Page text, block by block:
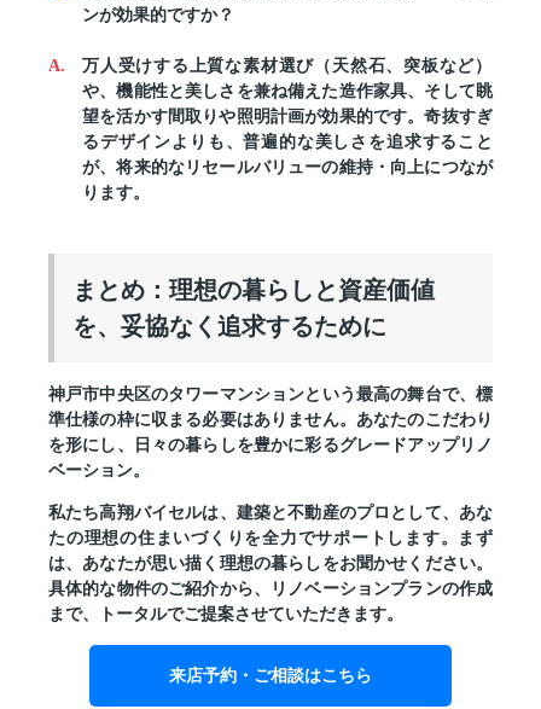
ンが効果的ですか？
万人受けする上質な素材選び（天然石、突板など）
や、機能性と美しさを兼ね備えた造作家具、そして眺
望を活かす間取りや照明計画が効果的です。奇抜すぎ
るデザインよりも、普遍的な美しさを追求すること
が、将来的なリセールバリューの維持・向上につなが
ります。
まとめ：理想の暮らしと資産価値
を、妥協なく追求するために
神戸市中央区のタワーマンションという最高の舞台で、標
準仕様の枠に収まる必要はありません。あなたのこだわり
を形にし、日々の暮らしを豊かに彩るグレードアップリノ
ベーション。
私たち高翔バイセルは、建築と不動産のプロとして、あな
たの理想の住まいづくりを全力でサポートします。まず
は、あなたが思い描く理想の暮らしをお聞かせください。
具体的な物件のご紹介から、リノベーションプランの作成
まで、トータルでご提案させていただきます。
来店予約・ご相談はこちら